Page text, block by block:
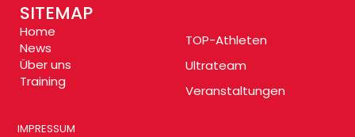
SITEMAP
Home
News
Über uns
Training
TOP-Athleten
Ultrateam
Veranstaltungen
IMPRESSUM